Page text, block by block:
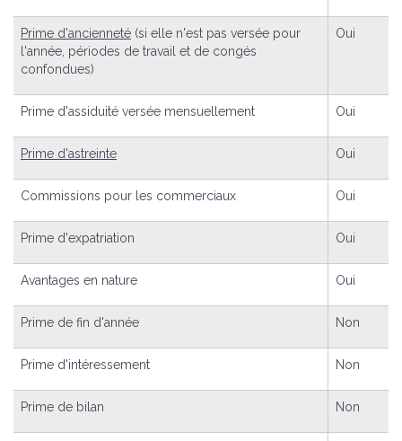
Prime d'ancienneté (si elle n'est pas versée pour
l'année, périodes de travail et de congés
confondues)
Oui
Prime d'assiduité versée mensuellement Oui
Prime d'astreinte Oui
Commissions pour les commerciaux Oui
Prime d'expatriation Oui
Avantages en nature Oui
Prime de fin d'année Non
Prime d'intéressement Non
Prime de bilan Non